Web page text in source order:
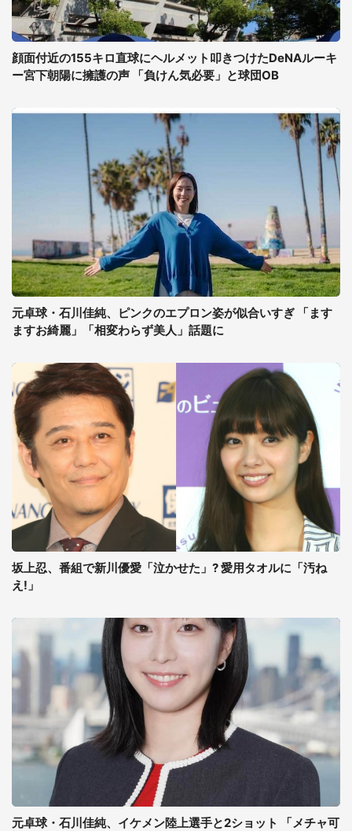
顔面付近の155キロ直球にヘルメット叩きつけたDeNAルーキ
ー宮下朝陽に擁護の声 「負けん気必要」と球団OB
元卓球・石川佳純、ピンクのエプロン姿が似合いすぎ 「ます
ますお綺麗」「相変わらず美人」話題に
坂上忍、番組で新川優愛「泣かせた」? 愛用タオルに「汚ね
え!」
元卓球・石川佳純、イケメン陸上選手と2ショット 「メチャ可